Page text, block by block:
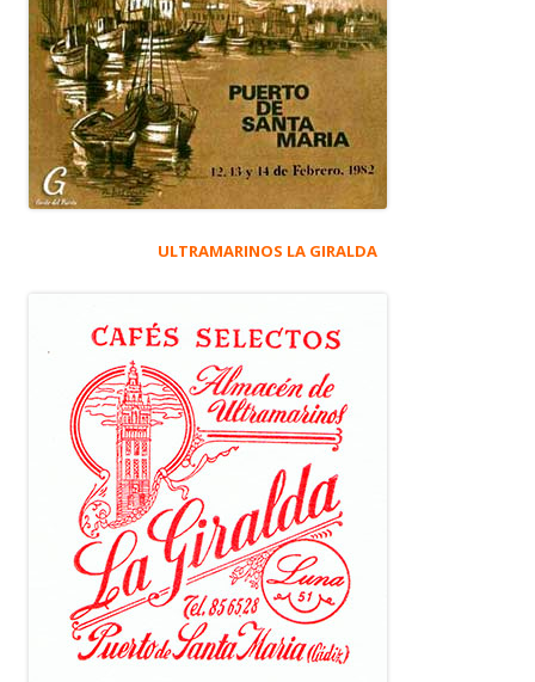
ULTRAMARINOS LA GIRALDA